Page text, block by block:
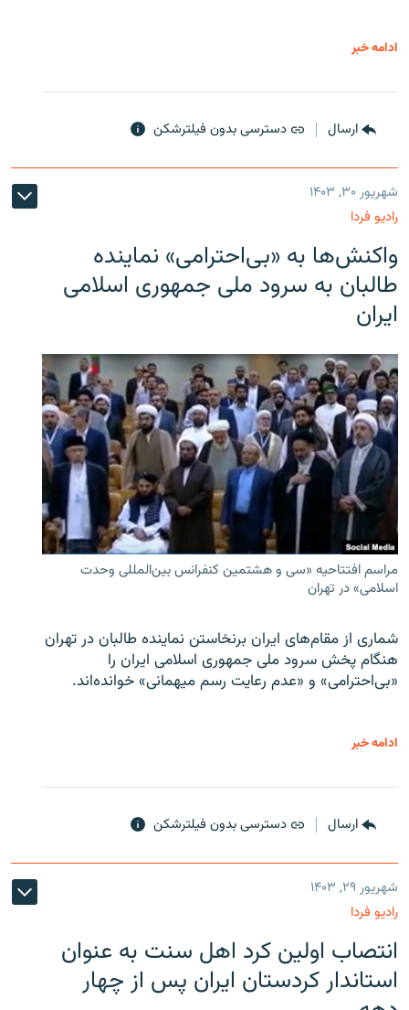
ادامه خبر
ارسال دسترسی بدون فیلترشکن
شهریور ۳۰, ۱۴۰۳
رادیو فردا
واکنش‌ها به «بی‌احترامی» نماینده
طالبان به سرود ملی جمهوری اسلامی
ایران
مراسم افتتاحیه «سی و هشتمین کنفرانس بین‌المللی وحدت
اسلامی» در تهران
شماری از مقام‌های ایران برنخاستن نماینده طالبان در تهران
هنگام پخش سرود ملی جمهوری اسلامی ایران را
«بی‌احترامی» و «عدم رعایت رسم میهمانی» خوانده‌اند.
ادامه خبر
ارسال دسترسی بدون فیلترشکن
شهریور ۲۹, ۱۴۰۳
رادیو فردا
انتصاب اولین کرد اهل سنت به عنوان
استاندار کردستان ایران پس از چهار